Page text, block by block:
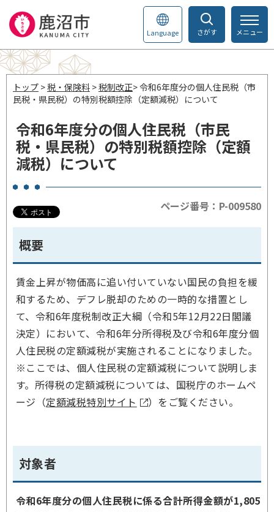
さがす
Language メニュー
トップ >税・保険料 >税制改正> 令和6年度分の個人住民税（市
民税・県民税）の特別税額控除（定額減税）について
令和6年度分の個人住民税（市民
税・県民税）の特別税額控除（定額
減税）について
ページ番号：P-009580
概要
賃金上昇が物価高に追い付いていない国民の負担を緩
和するため、デフレ脱却のための一時的な措置とし
て、令和6年度税制改正大綱（令和5年12月22日閣議
決定）において、令和6年分所得税及び令和6年度分個
人住民税の定額減税が実施されることになりました。
※ここでは、個人住民税の定額減税について説明しま
す。所得税の定額減税については、国税庁のホームペ
ージ（定額減税特別サイト ）をご覧ください。
対象者
令和6年度分の個人住民税に係る合計所得金額が1,805